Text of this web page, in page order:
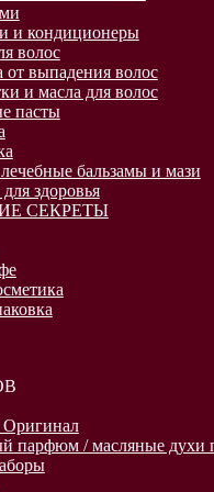
и кондиционеры
волос
от выпадения волос
и масла для волос
пасты
бальзамы и мази
здоровья
СЕКРЕТЫ
парфюм / масляные духи